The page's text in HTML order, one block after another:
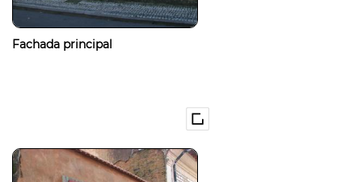
Fachada principal